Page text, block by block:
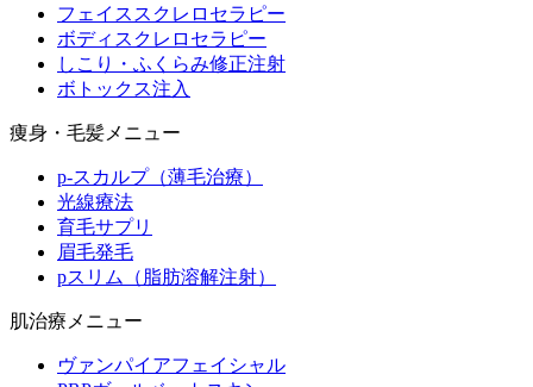
フェイススクレロセラピー
ボディスクレロセラピー
しこり・ふくらみ修正注射
ボトックス注入
痩身・毛髪メニュー
p-スカルプ（薄毛治療）
光線療法
育毛サプリ
眉毛発毛
pスリム（脂肪溶解注射）
肌治療メニュー
ヴァンパイアフェイシャル